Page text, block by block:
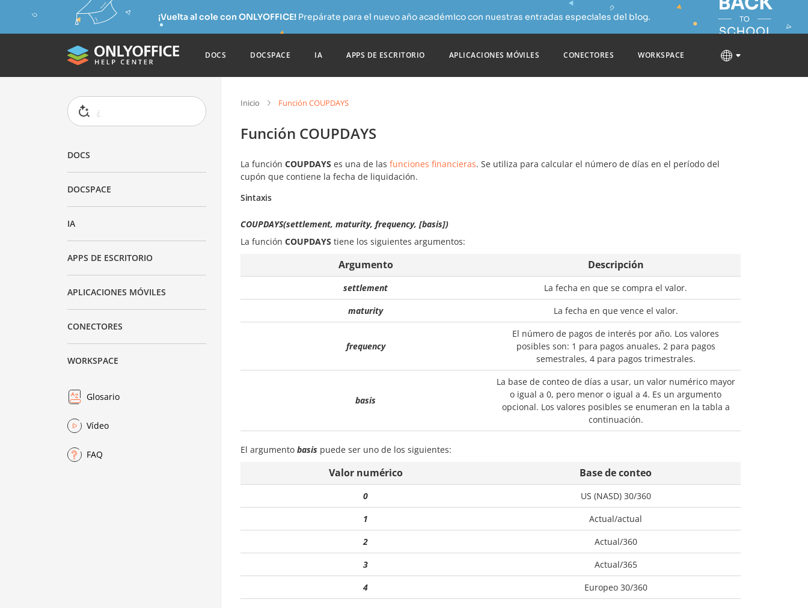
¡Vuelta al cole con ONLYOFFICE!Prepárate para el nuevo año académico con nuestras entradas especiales del blog.
DOCS DOCSPACE IA APPS DE ESCRITORIO APLICACIONES MÓVILES CONECTORES WORKSPACE
DOCS
DOCSPACE
IA
APPS DE ESCRITORIO
APLICACIONES MÓVILES
CONECTORES
WORKSPACE
Glosario
Vídeo
FAQ
Inicio Función COUPDAYS
Función COUPDAYS
La función COUPDAYS es una de las funciones financieras. Se utiliza para calcular el número de días en el período del
cupón que contiene la fecha de liquidación.
Sintaxis
COUPDAYS(settlement, maturity, frequency, [basis])
La función COUPDAYS tiene los siguientes argumentos:
Argumento Descripción
settlement
La fecha en que se compra el valor.
maturity
La fecha en que vence el valor.
frequency
El número de pagos de interés por año. Los valores
posibles son: 1 para pagos anuales, 2 para pagos
semestrales, 4 para pagos trimestrales.
basis
La base de conteo de días a usar, un valor numérico mayor
o igual a 0, pero menor o igual a 4. Es un argumento
opcional. Los valores posibles se enumeran en la tabla a
continuación.
El argumento basis puede ser uno de los siguientes:
Valor numérico Base de conteo
0
US (NASD) 30/360
1
Actual/actual
2
Actual/360
3
Actual/365
4
Europeo 30/360